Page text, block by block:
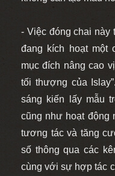
- Việc đóng chai
đang kích hoạt một
mục đích nâng cao
tối thượng của Islay”.
sáng kiến ​​lấy mẫu
cũng như hoạt động
tương tác và tăng
số thông qua các
cùng với sự hợp tác